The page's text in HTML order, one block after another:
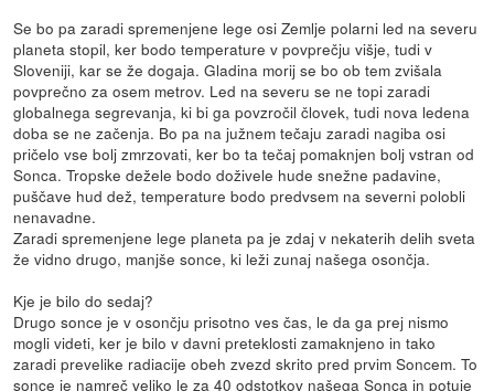
Se bo pa zaradi spremenjene lege osi Zemlje polarni led na severu
planeta stopil, ker bodo temperature v povprečju višje, tudi v
Sloveniji, kar se že dogaja. Gladina morij se bo ob tem zvišala
povprečno za osem metrov. Led na severu se ne topi zaradi
globalnega segrevanja, ki bi ga povzročil človek, tudi nova ledena
doba se ne začenja. Bo pa na južnem tečaju zaradi nagiba osi
pričelo vse bolj zmrzovati, ker bo ta tečaj pomaknjen bolj vstran od
Sonca. Tropske dežele bodo doživele hude snežne padavine,
puščave hud dež, temperature bodo predvsem na severni polobli
nenavadne.
Zaradi spremenjene lege planeta pa je zdaj v nekaterih delih sveta
že vidno drugo, manjše sonce, ki leži zunaj našega osončja.
Kje je bilo do sedaj?
Drugo sonce je v osončju prisotno ves čas, le da ga prej nismo
mogli videti, ker je bilo v davni preteklosti zamaknjeno in tako
zaradi prevelike radiacije obeh zvezd skrito pred prvim Soncem. To
sonce je namreč veliko le za 40 odstotkov našega Sonca in potuje